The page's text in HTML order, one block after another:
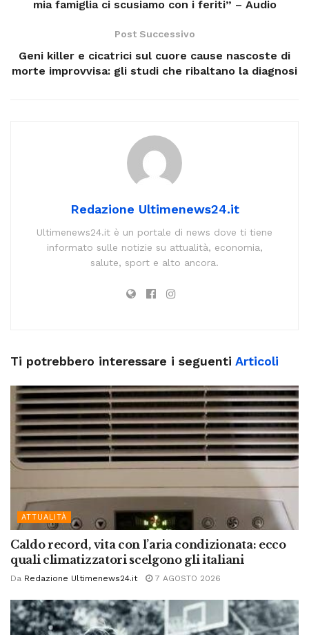
mia famiglia ci scusiamo con i feriti” – Audio
Post Successivo
Geni killer e cicatrici sul cuore cause nascoste di
morte improvvisa: gli studi che ribaltano la diagnosi
Redazione Ultimenews24.it
Ultimenews24.it è un portale di news dove ti tiene
informato sulle notizie su attualità, economia,
salute, sport e alto ancora.
Ti potrebbero interessare i seguenti Articoli
ATTUALITÀ
Caldo record, vita con l’aria condizionata: ecco
quali climatizzatori scelgono gli italiani
Da Redazione Ultimenews24.it 7 AGOSTO 2026